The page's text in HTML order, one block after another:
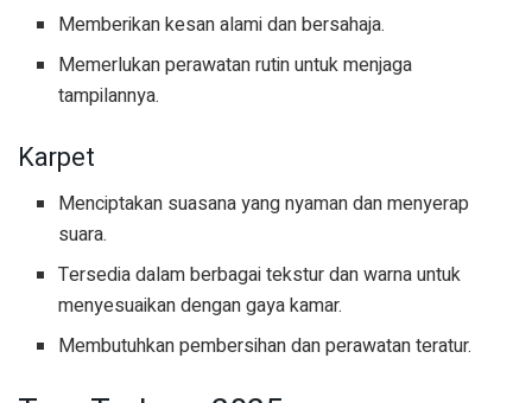
Memberikan kesan alami dan bersahaja.
Memerlukan perawatan rutin untuk menjaga
tampilannya.
Karpet
Menciptakan suasana yang nyaman dan menyerap
suara.
Tersedia dalam berbagai tekstur dan warna untuk
menyesuaikan dengan gaya kamar.
Membutuhkan pembersihan dan perawatan teratur.